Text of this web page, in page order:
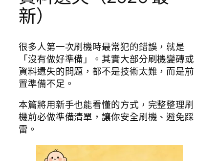
新）
很多人第一次刷機時最常犯的錯誤，就是
「沒有做好準備」。其實大部分刷機變磚或
資料遺失的問題，都不是技術太難，而是前
置準備不足。
本篇將用新手也能看懂的方式，完整整理刷
機前必做準備清單，讓你安全刷機、避免踩
雷。